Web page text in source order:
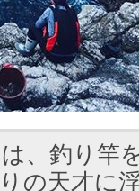
は、釣り竿
の天才に